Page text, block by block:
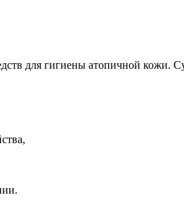
для гигиены атопичной кожи.